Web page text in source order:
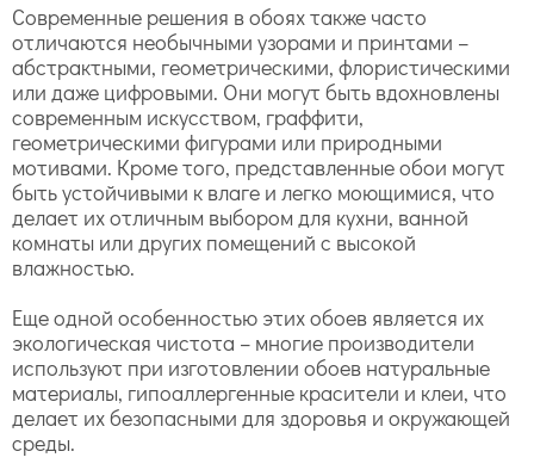
Современные решения в обоях также часто
отличаются необычными узорами и принтами –
абстрактными, геометрическими, флористическими
или даже цифровыми. Они могут быть вдохновлены
современным искусством, граффити,
геометрическими фигурами или природными
мотивами. Кроме того, представленные обои могут
быть устойчивыми к влаге и легко моющимися, что
делает их отличным выбором для кухни, ванной
комнаты или других помещений с высокой
влажностью.
Еще одной особенностью этих обоев является их
экологическая чистота – многие производители
используют при изготовлении обоев натуральные
материалы, гипоаллергенные красители и клеи, что
делает их безопасными для здоровья и окружающей
среды.